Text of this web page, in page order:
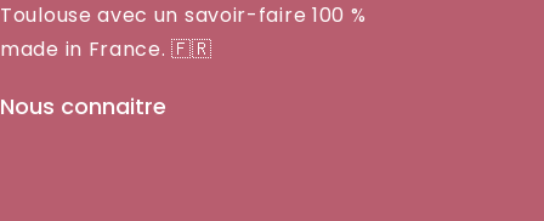
Toulouse avec un savoir-faire 100 %
made in France. 🇫🇷
Nous connaitre